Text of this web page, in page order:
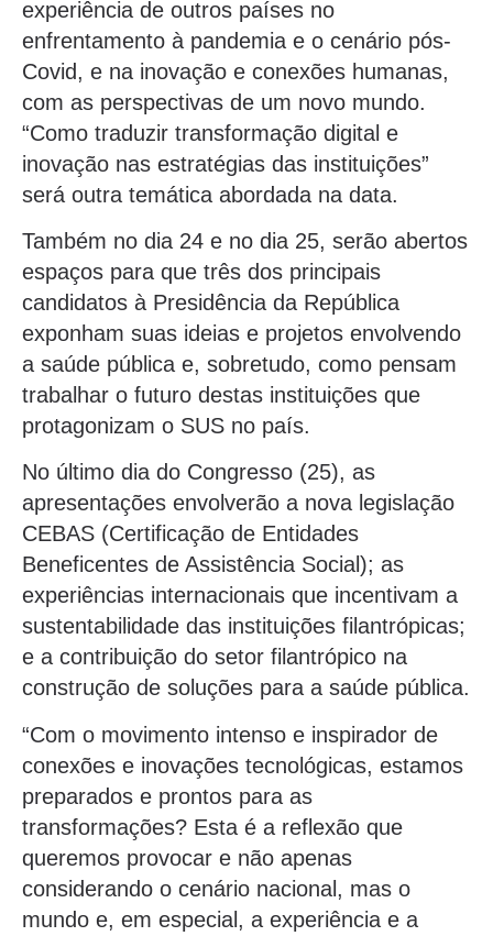
experiência de outros países no
enfrentamento à pandemia e o cenário pós-
Covid, e na inovação e conexões humanas,
com as perspectivas de um novo mundo.
“Como traduzir transformação digital e
inovação nas estratégias das instituições”
será outra temática abordada na data.
Também no dia 24 e no dia 25, serão abertos
espaços para que três dos principais
candidatos à Presidência da República
exponham suas ideias e projetos envolvendo
a saúde pública e, sobretudo, como pensam
trabalhar o futuro destas instituições que
protagonizam o SUS no país.
No último dia do Congresso (25), as
apresentações envolverão a nova legislação
CEBAS (Certificação de Entidades
Beneficentes de Assistência Social); as
experiências internacionais que incentivam a
sustentabilidade das instituições filantrópicas;
e a contribuição do setor filantrópico na
construção de soluções para a saúde pública.
“Com o movimento intenso e inspirador de
conexões e inovações tecnológicas, estamos
preparados e prontos para as
transformações? Esta é a reflexão que
queremos provocar e não apenas
considerando o cenário nacional, mas o
mundo e, em especial, a experiência e a